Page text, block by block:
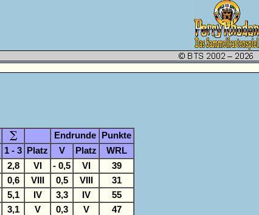
Endrunde
Punkte
1 - 3 Platz V Platz
WRL
2,8 VI - 0,5 VI
39
0,6 VIII 0,5 VIII
31
5,1 IV 3,3 IV
55
3,1 V 0,3 V
47